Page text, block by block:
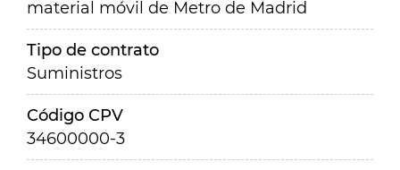
material móvil de Metro de Madrid
Tipo de contrato
Suministros
Código CPV
34600000-3